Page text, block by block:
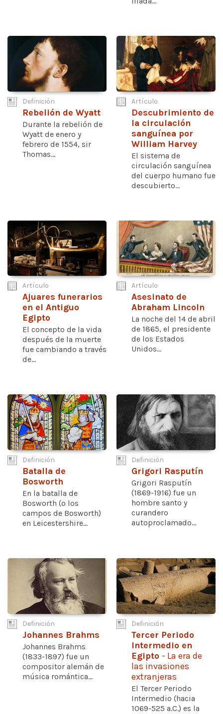
Definición
Rebelión de Wyatt
Durante la rebelión de
Wyatt de enero y
febrero de 1554, sir
Thomas...
Artículo
Descubrimiento de
la circulación
sanguínea por
William Harvey
El sistema de
circulación sanguínea
del cuerpo humano fue
descubierto...
Artículo
Ajuares funerarios
en el Antiguo
Egipto
El concepto de la vida
después de la muerte
fue cambiando a través
de...
Artículo
Asesinato de
Abraham Lincoln
La noche del 14 de abril
de 1865, el presidente
de los Estados
Unidos...
Definición
Batalla de
Bosworth
En la batalla de
Bosworth (o los
campos de Bosworth)
en Leicestershire...
Definición
Grigori Rasputín
Grigori Rasputín
(1869-1916) fue un
hombre santo y
curandero
autoproclamado...
Definición
Johannes Brahms
Johannes Brahms
(1833-1897) fue un
compositor alemán de
música romántica...
Definición
Tercer Periodo
Intermedio en
Egipto - La era de
las invasiones
extranjeras
El Tercer Periodo
Intermedio (hacia
1069-525 a.C.) es la